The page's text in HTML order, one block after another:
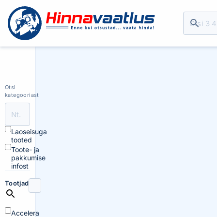
Otsi
kategooriast
Laoseisuga
tooted
Toote- ja
pakkumise
infost
Tootjad
Accelera